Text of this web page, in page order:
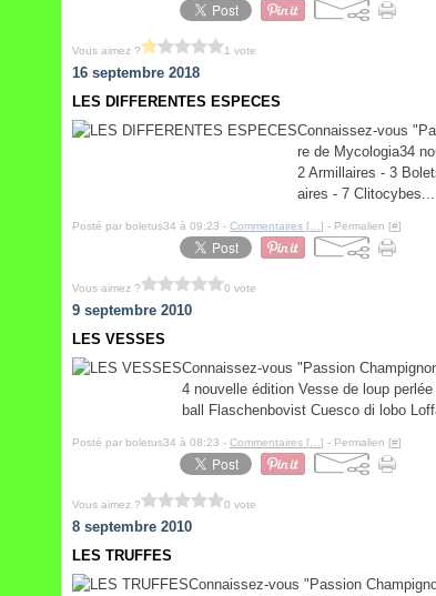
Vous aimez ? 1 vote
16 septembre 2018
LES DIFFERENTES ESPECES
Connaissez-vous
re de Mycologia34
2 Armillaires - 3
aires - 7 Clitocybes...
Posté par boletus34 à 09:23 - Commentaires [ ] - Permalien [#]
Vous aimez ? 0 vote
9 septembre 2010
LES VESSES
Connaissez-vous "Passion
4 nouvelle édition Vesse de loup
ball Flaschenbovist Cuesco di lobo
Posté par boletus34 à 08:23 - Commentaires [ ] - Permalien [#]
Vous aimez ? 0 vote
8 septembre 2010
LES TRUFFES
Connaissez-vous "Passion